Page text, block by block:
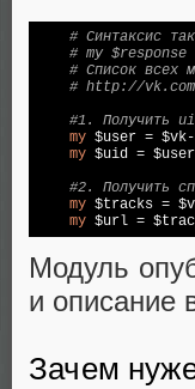
# Синтаксис
# my $response =
# Список всех
# http://vk.com/
#1. Получить
my $user =
my $uid =
#2. Получить
my $tracks =
my $url =
Модуль
и описание
Зачем